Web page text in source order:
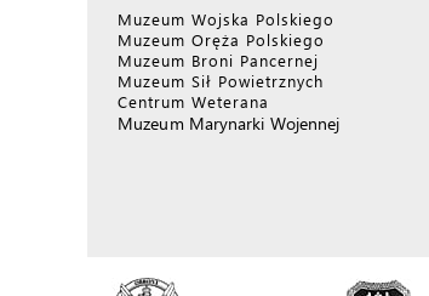
Muzeum Wojska Polskiego
Muzeum Oręża Polskiego
Muzeum Broni Pancernej
Muzeum Sił Powietrznych
Centrum Weterana
Muzeum Marynarki Wojennej